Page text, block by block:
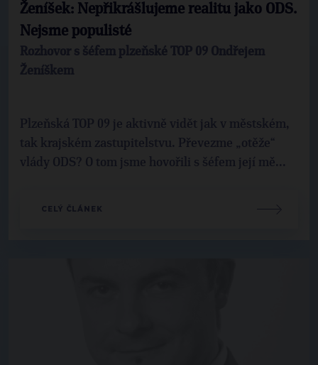
Ženíšek: Nepřikrášlujeme realitu jako ODS.
Nejsme populisté
Rozhovor s šéfem plzeňské TOP 09 Ondřejem
Ženíškem
Plzeňská TOP 09 je aktivně vidět jak v městském,
tak krajském zastupitelstvu. Převezme „otěže“
vlády ODS? O tom jsme hovořili s šéfem její mě...
CELÝ ČLÁNEK